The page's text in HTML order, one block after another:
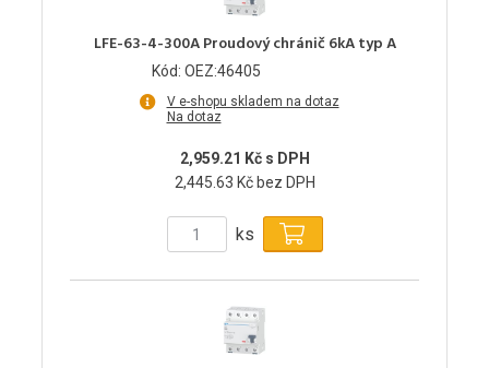
LFE-63-4-300A Proudový chránič 6kA typ A
Kód: OEZ:46405
V e-shopu skladem na dotaz
Na dotaz
2,959.21 Kč s DPH
2,445.63 Kč bez DPH
ks